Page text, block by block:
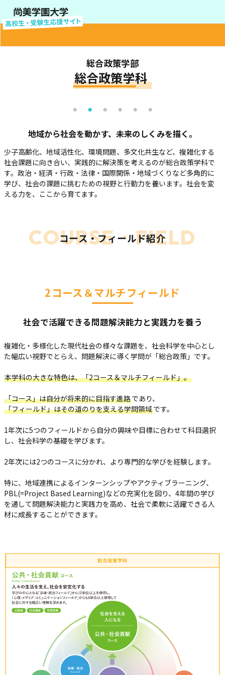
総合政策学部
総合政策学科
COURSE・FIELD
コース・フィールド紹介
2コース＆マルチフィールド
社会で活躍できる問題解決能力と実践力を養う
複雑化・多様化した現代社会の様々な課題を、 社会科学を中心とし
た幅広い視野でとらえ、 問題解決に導く学問が「総合政策」です。
本学科の大きな特色は、「2コース＆マルチフィールド」。
「コース」は自分が将来的に目指す進路であり、
「フィールド」はその道のりを支える学問領域です。
1年次に5つのフィールドから 自分の興味や目標に合わせて科目選択
し、 社会科学の基礎を学びます。
2年次には2つのコースに分かれ、 より専門的な学びを経験します。
特に、地域連携によるインターンシップやアクティブラーニング、
PBL(=Project Based Learning)などの充実化を図り、 4年間の学び
を通して問題解決能力と実践力を高め、 社会で柔軟に活躍できる人
材に成長することができます。